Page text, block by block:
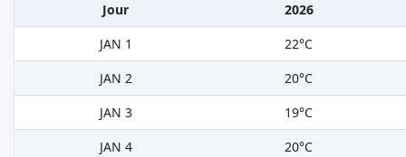
Jour
2026
JAN 1
22°C
JAN 2
20°C
JAN 3
19°C
JAN 4
20°C